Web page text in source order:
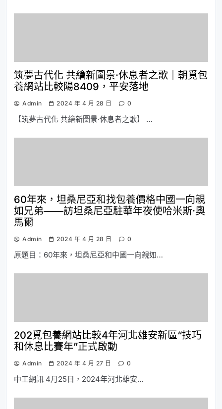
筑夢古代化 共繪新圖景·休息者之歌｜朝覓包
養網站比較陽8409，平安落地
Admin 2024 年 4 月 28 日 0
【筑夢古代化 共繪新圖景·休息者之歌】 …
60年來，坦桑尼亞和找包養價格中國一向親
如兄弟——訪坦桑尼亞駐華年夜使哈米斯·奧
馬爾
Admin 2024 年 4 月 28 日 0
原題目：60年來，坦桑尼亞和中國一向親如…
202覓包養網站比較4年河北雄安新區“技巧
和休息比賽年”正式啟動
Admin 2024 年 4 月 27 日 0
中工網訊 4月25日，2024年河北雄安…